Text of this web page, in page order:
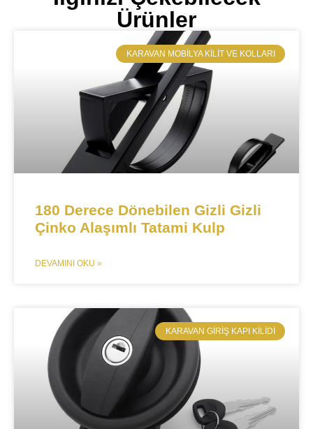
Ürünler
​KARAVAN MOBILYA KILIT VE KOLLARI
180 Derece Dönebilen Gizli Gizli
Çinko Alaşımlı Tatami Kulp
DEVAMINI OKU »
KARAVAN GIRIŞ KAPI KILIDI